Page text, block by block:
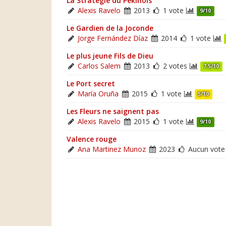
Alexis Ravelo
2013 1 vote 9/10
Le Gardien de la Joconde
Jorge Fernández Díaz
2014
1 vote
Le plus jeune Fils de Dieu
Carlos Salem
2013 2 votes 7.5/10
Le Port secret
María Oruña
2015 1 vote 5/10
Les Fleurs ne saignent pas
Alexis Ravelo
2015 1 vote 9/10
Valence rouge
Ana Martinez Munoz
2023 Aucun vote